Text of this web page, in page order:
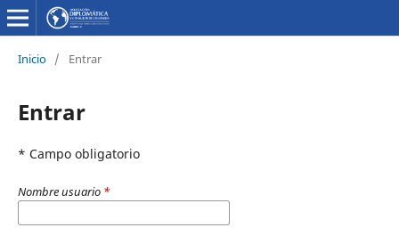
Inicio / Entrar
Entrar
* Campo obligatorio
Nombre usuario *